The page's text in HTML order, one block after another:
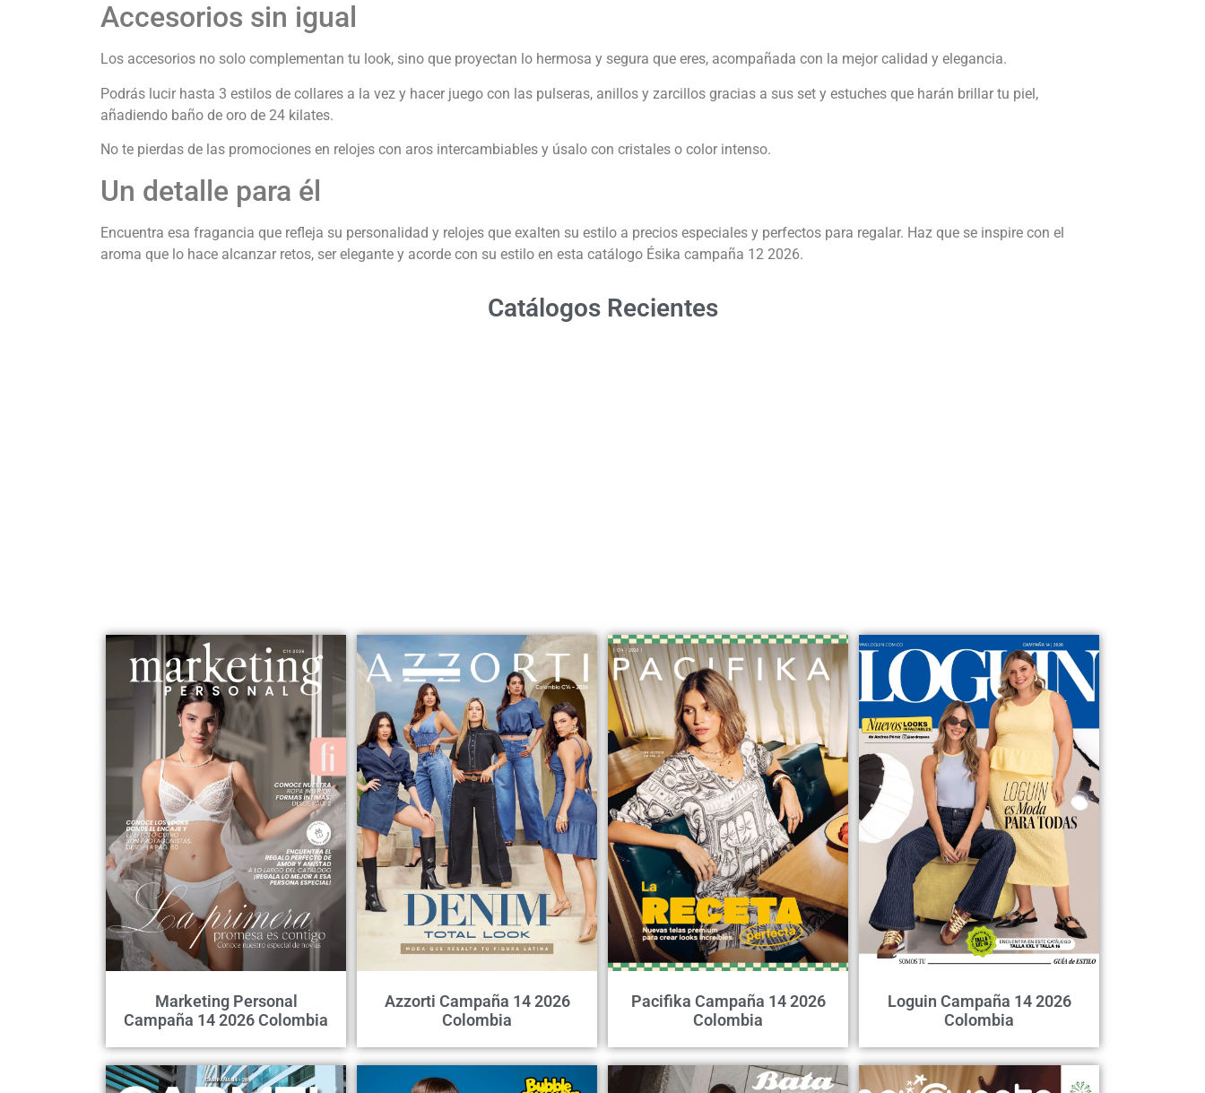
Accesorios sin igual
Los accesorios no solo complementan tu look, sino que proyectan lo hermosa y segura que eres, acompañada con la mejor calidad y elegancia.
Podrás lucir hasta 3 estilos de collares a la vez y hacer juego con las pulseras, anillos y zarcillos gracias a sus set y estuches que harán brillar tu piel,
añadiendo baño de oro de 24 kilates.
No te pierdas de las promociones en relojes con aros intercambiables y úsalo con cristales o color intenso.
Un detalle para él
Encuentra esa fragancia que refleja su personalidad y relojes que exalten su estilo a precios especiales y perfectos para regalar. Haz que se inspire con el
aroma que lo hace alcanzar retos, ser elegante y acorde con su estilo en esta catálogo Ésika campaña 12 2026.
Catálogos Recientes
Marketing Personal
Campaña 14 2026 Colombia
Azzorti Campaña 14 2026
Colombia
Pacifika Campaña 14 2026
Colombia
Loguin Campaña 14 2026
Colombia